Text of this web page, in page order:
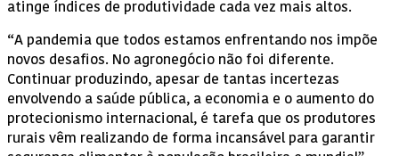
atinge índices de produtividade cada vez mais altos.
“A pandemia que todos estamos enfrentando nos impõe
novos desafios. No agronegócio não foi diferente.
Continuar produzindo, apesar de tantas incertezas
envolvendo a saúde pública, a economia e o aumento do
protecionismo internacional, é tarefa que os produtores
rurais vêm realizando de forma incansável para garantir